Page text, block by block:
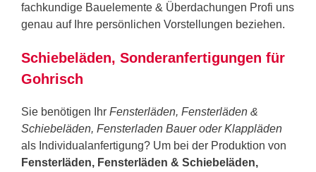
fachkundige Bauelemente & Überdachungen Profi uns
genau auf Ihre persönlichen Vorstellungen beziehen.
Schiebeläden, Sonderanfertigungen für
Gohrisch
Sie benötigen Ihr Fensterläden, Fensterläden &
Schiebeläden, Fensterladen Bauer oder Klappläden
als Individualanfertigung? Um bei der Produktion von
Fensterläden, Fensterläden & Schiebeläden,